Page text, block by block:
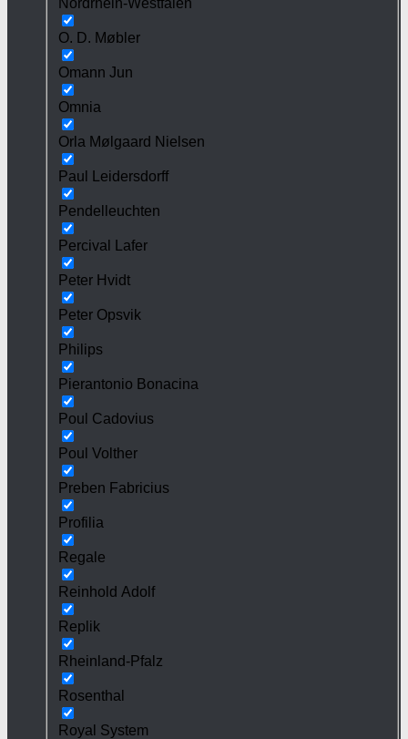
O. D. Møbler
Omann Jun
Omnia
Orla Mølgaard Nielsen
Paul Leidersdorff
Pendelleuchten
Percival Lafer
Peter Hvidt
Peter Opsvik
Philips
Pierantonio Bonacina
Poul Cadovius
Poul Volther
Preben Fabricius
Profilia
Regale
Reinhold Adolf
Replik
Rheinland-Pfalz
Rosenthal
Royal System